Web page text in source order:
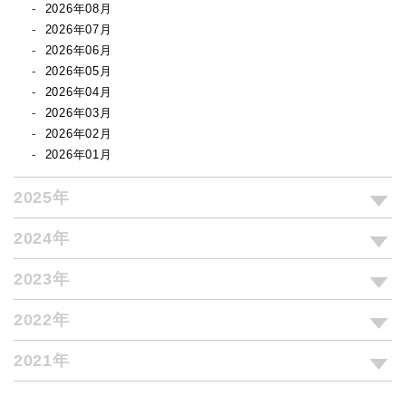
2026年08月
2026年07月
2026年06月
2026年05月
2026年04月
2026年03月
2026年02月
2026年01月
2025年
2024年
2023年
2022年
2021年